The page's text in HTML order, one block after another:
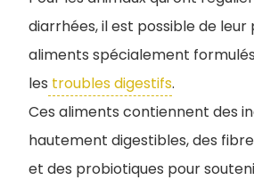
diarrhées, il est possible de
aliments spécialement
les troubles digestifs.
Ces aliments contiennent des
hautement digestibles, des
et des probiotiques pour